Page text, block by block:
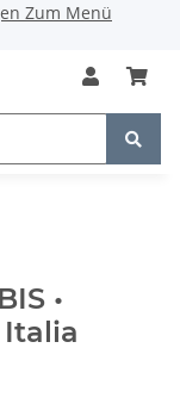
Zum Menü
•
Italia